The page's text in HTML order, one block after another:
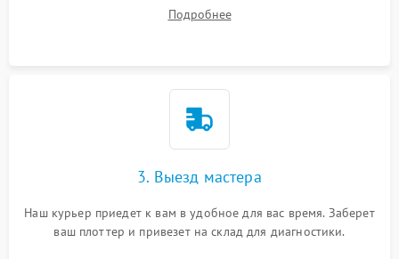
Подробнее
3. Выезд мастера
Наш курьер приедет к вам в удобное для вас время. Заберет
ваш плоттер и привезет на склад для диагностики.